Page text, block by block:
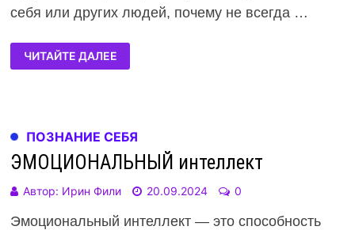
себя или других людей, почему не всегда …
ЧИТАЙТЕ ДАЛЕЕ
ПОЗНАНИЕ СЕБЯ
ЭМОЦИОНАЛЬНЫЙ интеллект
Автор: Ирин Фили 20.09.2024 0
Эмоциональный интеллект — это способность